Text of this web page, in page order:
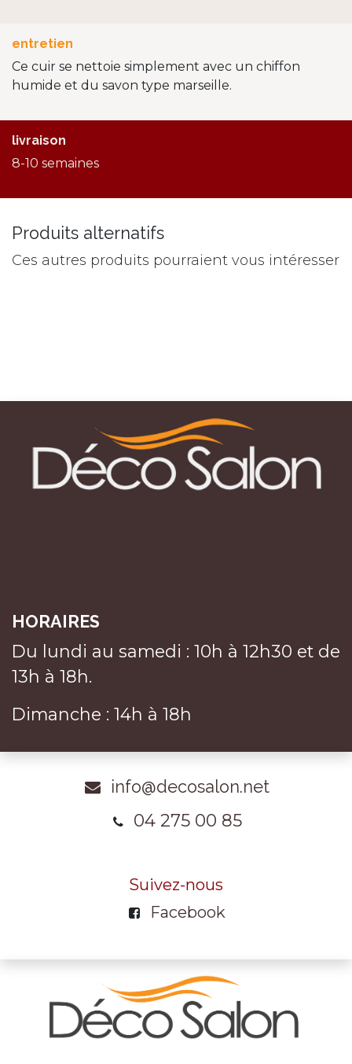
entretien
Ce cuir se nettoie simplement avec un chiffon
humide et du savon type marseille.
livraison
8-10 semaines
Produits alternatifs
Ces autres produits pourraient vous intéresser
HORAIRES
Du lundi au samedi : 10h à 12h30 et de
13h à 18h.
Dimanche : 14h à 18h
info@decosalon.net
04 275 00 85
Suivez-nous
Facebook